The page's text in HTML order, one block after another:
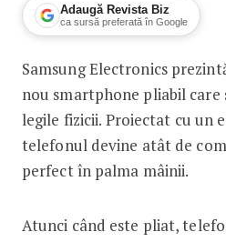
Adaugă Revista Biz
ca sursă preferată în Google
Samsung prezintă
Samsung Electronics
nou smartphone pliabil care
legile fizicii. Proiectat cu un
telefonul devine atât de
perfect în palma mâinii.
Atunci când este pliat,